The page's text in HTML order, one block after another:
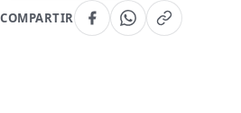
COMPARTIR